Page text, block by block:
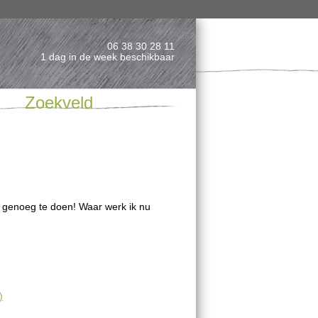
06 38 30 28 11
1 dag in de week beschikbaar
Zoekveld
te doen! Waar werk ik nu